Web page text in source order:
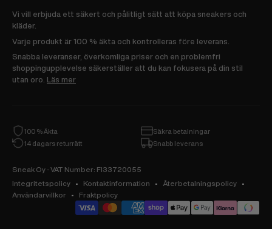
Vi vill erbjuda ett säkert och pålitligt sätt att köpa sneakers och
kläder.
Varje produkt är 100 % äkta och kontrolleras före leverans.
Snabba leveranser, överkomliga priser och en problemfri
shoppingupplevelse säkerställer att du kan fokusera på din stil
utan oro.
Läs mer
100 % Äkta
Säkra betalningar
14 dagars returrätt
Snabb leverans
Sneak Oy - VAT Number: FI33720055
Integritetspolicy
Kontaktinformation
Återbetalningspolicy
Användarvillkor
Fraktpolicy